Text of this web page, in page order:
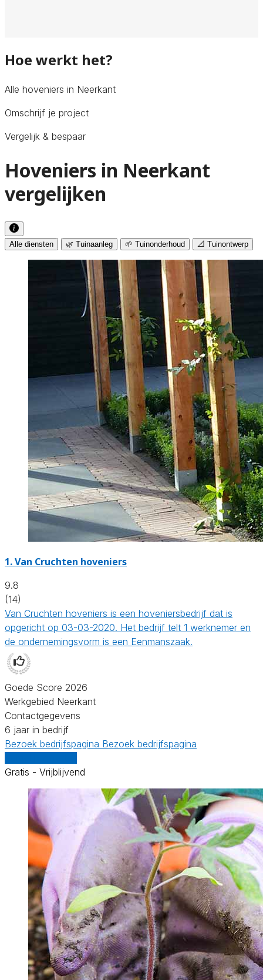
Hoe werkt het?
Alle hoveniers in Neerkant
Omschrijf je project
Vergelijk & bespaar
Hoveniers in Neerkant
vergelijken
Alle diensten 🌿 Tuinaanleg 🌱 Tuinonderhoud 📐 Tuinontwerp
1.Van Cruchten hoveniers
9.8
(14)
Van Cruchten hoveniers is een hoveniersbedrijf dat is
opgericht op 03-03-2020. Het bedrijf telt 1 werknemer en
de ondernemingsvorm is een Eenmanszaak.
Goede Score 2026
Werkgebied Neerkant
Contactgegevens
6 jaar in bedrijf
Bezoek bedrijfspagina Bezoek bedrijfspagina
Gratis - Vrijblijvend